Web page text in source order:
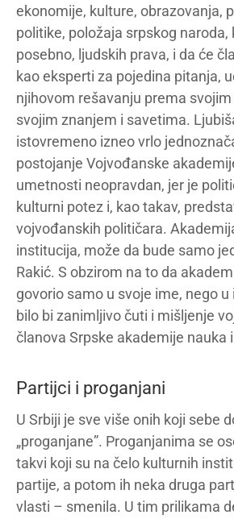
ekonomije, kulture, obrazovanja,
politike, položaja srpskog naroda,
posebno, ljudskih prava, i da će
kao eksperti za pojedina pitanja,
njihovom rešavanju prema
svojim znanjem i savetima.
istovremeno izneo vrlo
postojanje Vojvođanske
umetnosti neopravdan, jer je
kulturni potez i, kao takav,
vojvođanskih političara.
institucija, može da bude samo
Rakić. S obzirom na to da
govorio samo u svoje ime, nego
bilo bi zanimljivo čuti i mišljenje
članova Srpske akademije nauka
Partijci i proganjani
U Srbiji je sve više onih koji sebe
„proganjane”. Proganjanima se
takvi koji su na čelo kulturnih
partije, a potom ih neka druga
vlasti – smenila. U tim prilikama